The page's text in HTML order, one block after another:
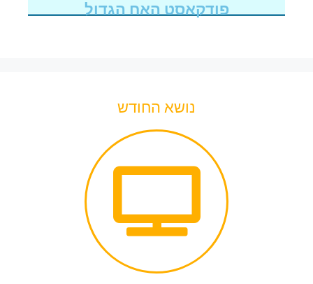
פודקאסט האח הגדול
נושא החודש